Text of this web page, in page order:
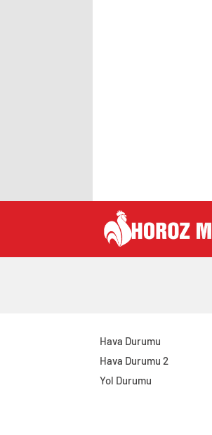
Hava Durumu
Hava Durumu 2
Yol Durumu